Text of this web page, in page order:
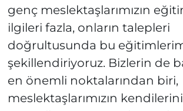
genç meslektaşlarımızın
ilgileri fazla, onların talepleri
doğrultusunda bu
şekillendiriyoruz. Bizlerin de
en önemli noktalarından biri,
meslektaşlarımızın kendilerini